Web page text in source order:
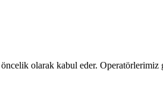
olarak kabul eder.